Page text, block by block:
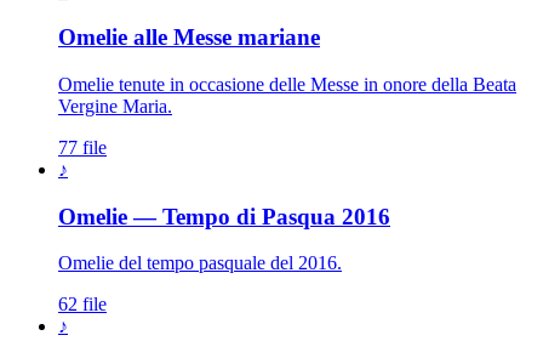
Omelie alle Messe marianeMadonna · Maria
Omelie tenute in occasione delle Messe in onore della Beata
Vergine Maria.
77 file
♪
Omelie — Tempo di Pasqua 2016
Omelie del tempo pasquale del 2016.
62 file
♪